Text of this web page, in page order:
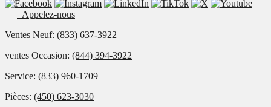
Appelez-nous
Ventes Neuf: (833) 637-3922
ventes Occasion: (844) 394-3922
Service: (833) 960-1709
Pièces: (450) 623-3030